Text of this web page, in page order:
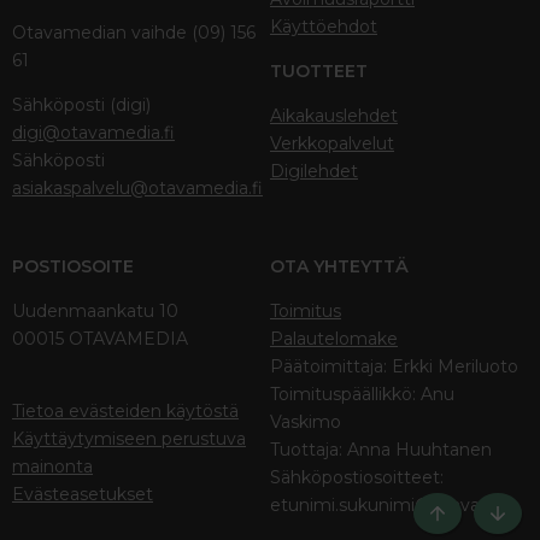
Otavamedian vaihde (09) 156
61
Sähköposti (digi)
digi@otavamedia.fi
Sähköposti
asiakaspalvelu@otavamedia.fi
Käyttöehdot
TUOTTEET
Aikakauslehdet
Verkkopalvelut
Digilehdet
POSTIOSOITE
Uudenmaankatu 10
00015 OTAVAMEDIA
Tietoa evästeiden käytöstä
Käyttäytymiseen perustuva
mainonta
Evästeasetukset
OTA YHTEYTTÄ
Toimitus
Palautelomake
Päätoimittaja: Erkki Meriluoto
Toimituspäällikkö: Anu
Vaskimo
Tuottaja: Anna Huuhtanen
Sähköpostiosoitteet:
etunimi.sukunimi@otava.fi
Ylös